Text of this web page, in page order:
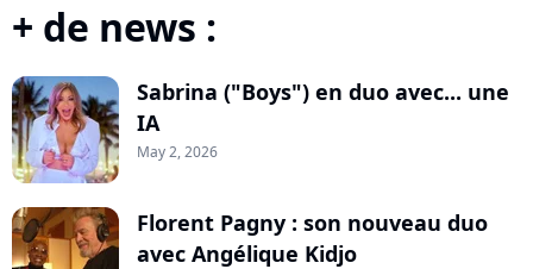
+ de news :
Sabrina ("Boys") en duo avec... une
IA
May 2, 2026
Florent Pagny : son nouveau duo
avec Angélique Kidjo